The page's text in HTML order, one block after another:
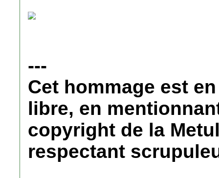
---
Cet hommage est
libre, en
copyright de la
respectant